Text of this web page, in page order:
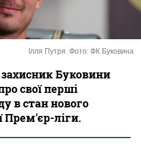
Ілля Путря. Фото: ФК Буковина
Буковини
свої перші
в стан нового
Прем'єр-ліги.